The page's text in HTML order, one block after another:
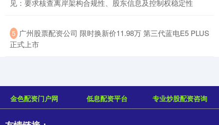
见：要求核查离岸架构合规性、股东信息及控制权稳定性
5 ​广州股票配资公司 限时换新价11.98万 第三代蓝电E5 PLUS
正式上市
金色配资门户网 低息配资平台 专业炒股配资咨询